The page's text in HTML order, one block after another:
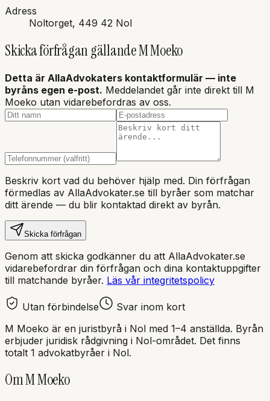
Adress
Noltorget, 449 42 Nol
Skicka förfrågan gällandeM Moeko
Detta är AllaAdvokaters kontaktformulär — inte
byråns egen e-post. Meddelandet går inte direkt till M
Moeko utan vidarebefordras av oss.
Beskriv kort vad du behöver hjälp med. Din förfrågan
förmedlas av AllaAdvokater.se till byråer som matchar
ditt ärende — du blir kontaktad direkt av byrån.
Skicka förfrågan
Genom att skicka godkänner du att AllaAdvokater.se
vidarebefordrar din förfrågan och dina kontaktuppgifter
till matchande byråer. Läs vår integritetspolicy
Utan förbindelse
Svar inom kort
M Moeko är en juristbyrå i Nol med 1–4 anställda. Byrån
erbjuder juridisk rådgivning i Nol-området. Det finns
totalt 1 advokatbyråer i Nol.
OmM Moeko